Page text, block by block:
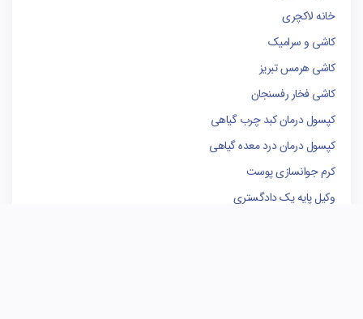
خانه لاکچری
کاشی و سرامیک
کاشی هرمس تبریز
کاشی فخار رفسنجان
کپسول درمان کبد چرب گیاهی
کپسول درمان درد معده گیاهی
کرم جوانسازی پوست
وکیل پایه یک دادگستری